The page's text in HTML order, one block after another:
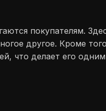
покупателям.
другое. Кроме
что делает его